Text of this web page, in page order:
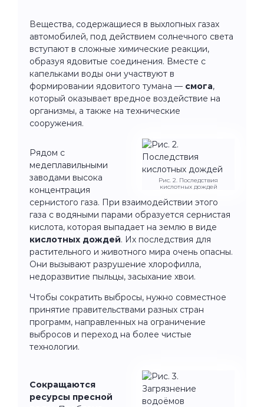
Вещества, содержащиеся в выхлопных газах
автомобилей, под действием солнечного света
вступают в сложные химические реакции,
образуя ядовитые соединения. Вместе с
капельками воды они участвуют в
формировании ядовитого тумана — смога,
который оказывает вредное воздействие на
организмы, а также на технические
сооружения.
Рис. 2. Последствия
кислотных дождей
Рядом с
медеплавильными
заводами высока
концентрация
сернистого газа. При взаимодействии этого
газа с водяными парами образуется сернистая
кислота, которая выпадает на землю в виде
кислотных дождей. Их последствия для
растительного и животного мира очень опасны.
Они вызывают разрушение хлорофилла,
недоразвитие пыльцы, засыхание хвои.
Чтобы сократить выбросы, нужно совместное
принятие правительствами разных стран
программ, направленных на ограничение
выбросов и переход на более чистые
технологии.
Сокращаются
ресурсы пресной